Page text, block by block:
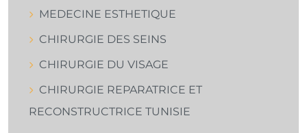
MEDECINE ESTHETIQUE
CHIRURGIE DES SEINS
CHIRURGIE DU VISAGE
CHIRURGIE REPARATRICE ET
RECONSTRUCTRICE TUNISIE